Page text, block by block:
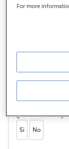
anticipadas
Carmen de
Si, tes a
anticipadas,
momento da
comisión por
¿Te hemos
Si No
For more